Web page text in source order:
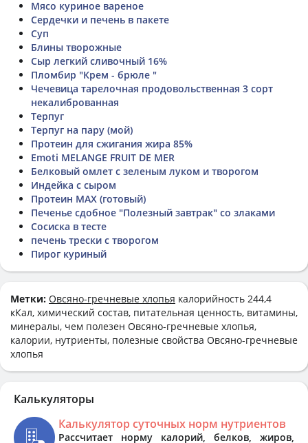
Мясо куриное вареное
Сердечки и печень в пакете
Суп
Блины творожные
Сыр легкий сливочный 16%
Пломбир "Крем - брюле "
Чечевица тарелочная продовольственная 3 сорт
некалиброванная
Терпуг
Терпуг на пару (мой)
Протеин для сжигания жира 85%
Emoti MELANGE FRUIT DE MER
Белковый омлет с зеленым луком и творогом
Индейка с сыром
Протеин MAX (готовый)
Печенье сдобное "Полезный завтрак" со злаками
Сосиска в тесте
печень трески с творогом
Пирог куриный
Метки: Овсяно-гречневые хлопья калорийность 244,4
кКал, химический состав, питательная ценность, витамины,
минералы, чем полезен Овсяно-гречневые хлопья,
калории, нутриенты, полезные свойства Овсяно-гречневые
хлопья
Калькуляторы
Калькулятор суточных норм нутриентов
Рассчитает норму калорий, белков, жиров,